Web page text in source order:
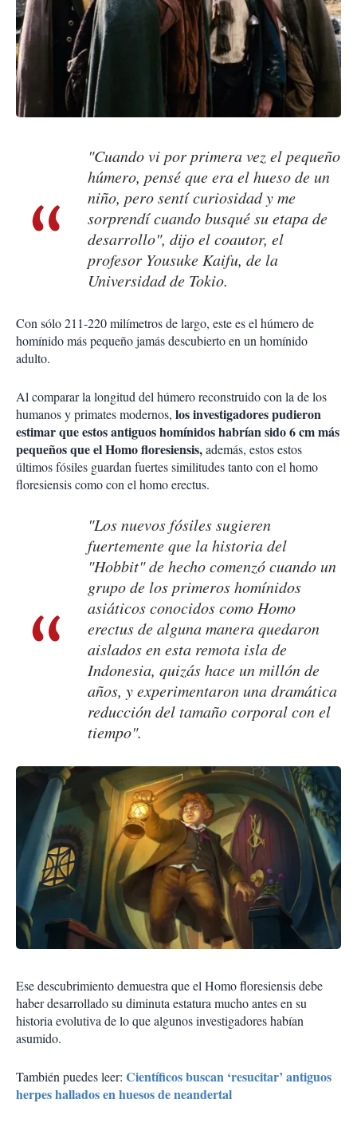
"Cuando vi por primera vez el pequeño
húmero, pensé que era el hueso de un
niño, pero sentí curiosidad y me
sorprendí cuando busqué su etapa de
desarrollo", dijo el coautor, el
profesor Yousuke Kaifu, de la
Universidad de Tokio.
Con sólo 211-220 milímetros de largo, este es el húmero de
homínido más pequeño jamás descubierto en un homínido
adulto.
Al comparar la longitud del húmero reconstruido con la de los
humanos y primates modernos, los investigadores pudieron
estimar que estos antiguos homínidos habrían sido 6 cm más
pequeños que el Homo floresiensis,además, estos estos
últimos fósiles guardan fuertes similitudes tanto con el homo
floresiensis como con el homo erectus.
"Los nuevos fósiles sugieren
fuertemente que la historia del
"Hobbit" de hecho comenzó cuando un
grupo de los primeros homínidos
asiáticos conocidos como Homo
erectus de alguna manera quedaron
aislados en esta remota isla de
Indonesia, quizás hace un millón de
años, y experimentaron una dramática
reducción del tamaño corporal con el
tiempo".
Ese descubrimiento demuestra que el Homo floresiensis debe
haber desarrollado su diminuta estatura mucho antes en su
historia evolutiva de lo que algunos investigadores habían
asumido.
También puedes leer: Científicos buscan ‘resucitar’ antiguos
herpes hallados en huesos de neandertal